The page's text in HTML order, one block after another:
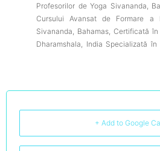
Profesorilor de Yoga Sivananda, Bahamas,
Cursului Avansat de Formare a
Sivananda, Bahamas, Certificată în Tehnici Meditative la
Dharamshala, India Specializată
conștiința cu trupul și sufletul,
inspirație, Andreia își împărtășește
+ Add to Google